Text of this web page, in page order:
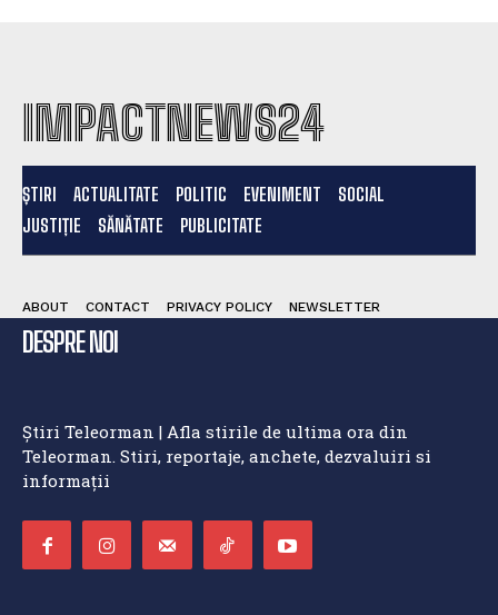
IMPACTNEWS24
ȘTIRI ACTUALITATE POLITIC EVENIMENT
SOCIAL
JUSTIȚIE
SĂNĂTATE PUBLICITATE
ABOUT CONTACT PRIVACY POLICY NEWSLETTER
DESPRE NOI
Știri Teleorman | Afla stirile de ultima ora din
Teleorman. Stiri, reportaje, anchete, dezvaluiri si
informații